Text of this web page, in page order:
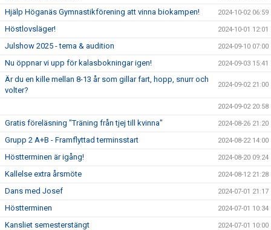
Hjälp Höganäs Gymnastikförening att vinna biokampen! 2024-10-02 06:59
Höstlovsläger! 2024-10-01 12:01
Julshow 2025 - tema & audition 2024-09-10 07:00
Nu öppnar vi upp för kalasbokningar igen! 2024-09-03 15:41
Är du en kille mellan 8-13 år som gillar fart, hopp, snurr och
volter?
2024-09-02 21:00
2024-09-02 20:58
Gratis föreläsning "Träning från tjej till kvinna" 2024-08-26 21:20
Grupp 2 A+B - Framflyttad terminsstart 2024-08-22 14:00
Höstterminen är igång! 2024-08-20 09:24
Kallelse extra årsmöte 2024-08-12 21:28
Dans med Josef 2024-07-01 21:17
Höstterminen 2024-07-01 10:34
Kansliet semesterstängt 2024-07-01 10:00